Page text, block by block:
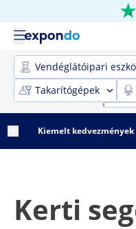
Vendéglátóipari
Takarítógépek
Kiemelt
Kerti